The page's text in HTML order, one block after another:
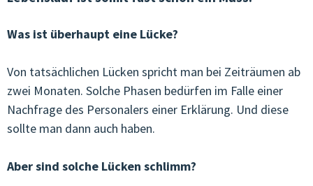
JUNGE KULTUR & MUSIK
JUNGES EUROPA & MEHRSPRACHIGKEIT
GENDER & SEXUALPÄDAGOGIK
ARBEITSKREISE
JUGENDCOACHINGGIOVANI
Was ist überhaupt eine Lücke?
Von tatsächlichen Lücken spricht man bei Zeiträumen ab
zwei Monaten. Solche Phasen bedürfen im Falle einer
Nachfrage des Personalers einer Erklärung. Und diese
sollte man dann auch haben.
Aber sind solche Lücken schlimm?